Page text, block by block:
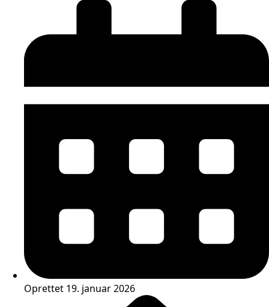
Oprettet 19. januar 2026